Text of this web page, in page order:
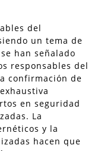
del
un tema de
han señalado
responsables del
confirmación de
en seguridad
La
y la
hacen que